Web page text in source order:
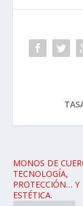
MONOS DE
TECNOLOGÍA,
PROTECCIÓN… Y
ESTÉTICA.